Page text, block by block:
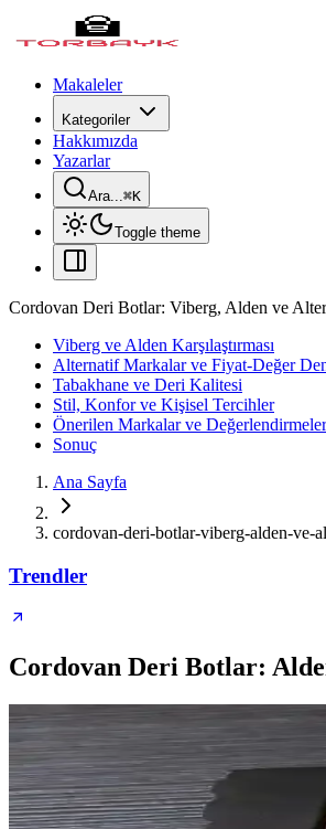
Makaleler
Kategoriler
Hakkımızda
Yazarlar
Ara...⌘K
Toggle theme
Cordovan Deri Botlar: Viberg, Alden ve
Viberg ve Alden Karşılaştırması
Alternatif Markalar ve Fiyat-Değer
Tabakhane ve Deri Kalitesi
Stil, Konfor ve Kişisel Tercihler
Önerilen Markalar ve Değerlendirmeler
Sonuç
Ana Sayfa
cordovan-deri-botlar-viberg-alden-ve-
Trendler
Cordovan Deri Botlar: